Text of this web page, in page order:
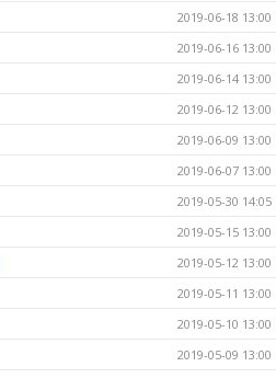
2019-06-18 13:00
2019-06-16 13:00
2019-06-14 13:00
2019-06-12 13:00
2019-06-09 13:00
2019-06-07 13:00
2019-05-30 14:05
2019-05-15 13:00
2019-05-12 13:00
2019-05-11 13:00
2019-05-10 13:00
2019-05-09 13:00